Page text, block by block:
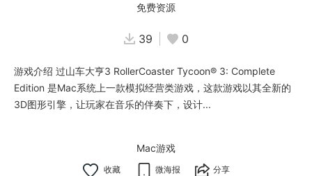
免费资源
39 0
游戏介绍 过山车大亨3 RollerCoaster Tycoon® 3: Complete
Edition 是Mac系统上一款模拟经营类游戏，这款游戏以其全新的
3D图形引擎，让玩家在音乐的伴奏下，设计...
Mac游戏
微海报 分享